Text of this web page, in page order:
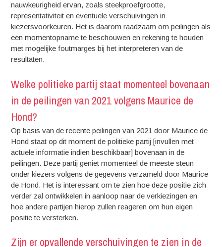
nauwkeurigheid ervan, zoals steekproefgrootte,
representativiteit en eventuele verschuivingen in
kiezersvoorkeuren. Het is daarom raadzaam om peilingen als
een momentopname te beschouwen en rekening te houden
met mogelijke foutmarges bij het interpreteren van de
resultaten.
Welke politieke partij staat momenteel bovenaan
in de peilingen van 2021 volgens Maurice de
Hond?
Op basis van de recente peilingen van 2021 door Maurice de
Hond staat op dit moment de politieke partij [invullen met
actuele informatie indien beschikbaar] bovenaan in de
peilingen. Deze partij geniet momenteel de meeste steun
onder kiezers volgens de gegevens verzameld door Maurice
de Hond. Het is interessant om te zien hoe deze positie zich
verder zal ontwikkelen in aanloop naar de verkiezingen en
hoe andere partijen hierop zullen reageren om hun eigen
positie te versterken.
Zijn er opvallende verschuivingen te zien in de